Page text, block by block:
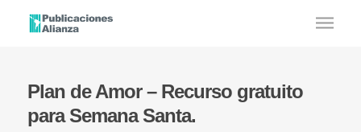
Plan de Amor – Recurso gratuito
para Semana Santa.